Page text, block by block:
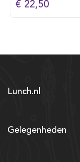
€ 22,50
Lunch.nl
Gelegenheden